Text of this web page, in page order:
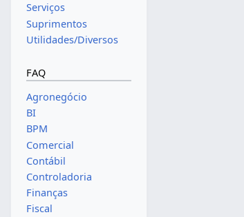
Serviços
Suprimentos
Utilidades/Diversos
FAQ
Agronegócio
BI
BPM
Comercial
Contábil
Controladoria
Finanças
Fiscal